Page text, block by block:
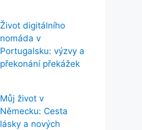
Život digitálního
nomáda v
Portugalsku: výzvy a
překonání překážek
Můj život v
Německu: Cesta
lásky a nových